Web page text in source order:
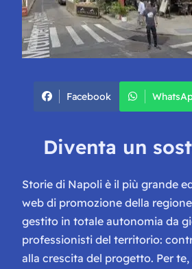
Facebook
Diventa un
Storie di Napoli è il più grande
web di promozione della
gestito in totale autonomia da
professionisti del territorio:
alla crescita del progetto. Per